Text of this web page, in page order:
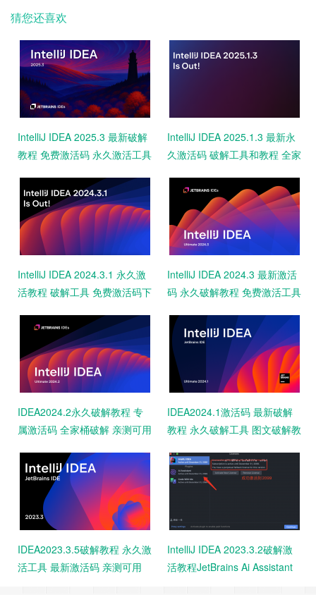
猜您还喜欢
IntelliJ IDEA 2025.3 最新破解
教程 免费激活码 永久激活工具
IntelliJ IDEA 2025.1.3 最新永
久激活码 破解工具和教程 全家
IntelliJ IDEA 2024.3.1 永久激
活教程 破解工具 免费激活码下
IntelliJ IDEA 2024.3 最新激活
码 永久破解教程 免费激活工具
IDEA2024.2永久破解教程 专
属激活码 全家桶破解 亲测可用
IDEA2024.1激活码 最新破解
教程 永久破解工具 图文破解教
IDEA2023.3.5破解教程 永久激
活工具 最新激活码 亲测可用
IntelliJ IDEA 2023.3.2破解激
活教程JetBrains Ai Assistant